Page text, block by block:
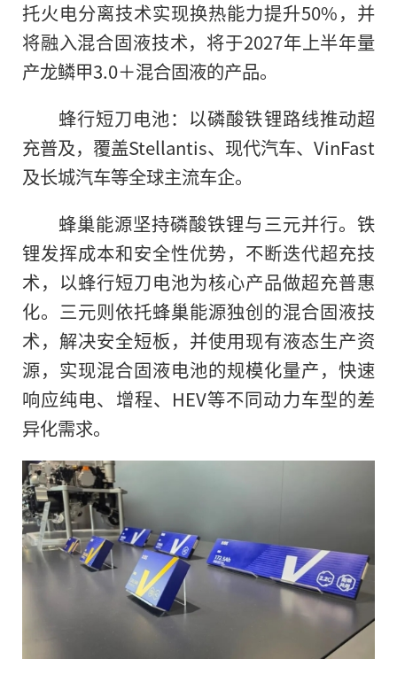
托火电分离技术实现换热能力提升50%，并
将融入混合固液技术，将于2027年上半年量
产龙鳞甲3.0＋混合固液的产品。
蜂行短刀电池：以磷酸铁锂路线推动超
充普及，覆盖Stellantis、现代汽车、VinFast
及长城汽车等全球主流车企。
蜂巢能源坚持磷酸铁锂与三元并行。铁
锂发挥成本和安全性优势，不断迭代超充技
术，以蜂行短刀电池为核心产品做超充普惠
化。三元则依托蜂巢能源独创的混合固液技
术，解决安全短板，并使用现有液态生产资
源，实现混合固液电池的规模化量产，快速
响应纯电、增程、HEV等不同动力车型的差
异化需求。